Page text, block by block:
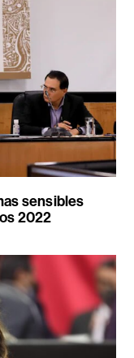
sensibles
2022